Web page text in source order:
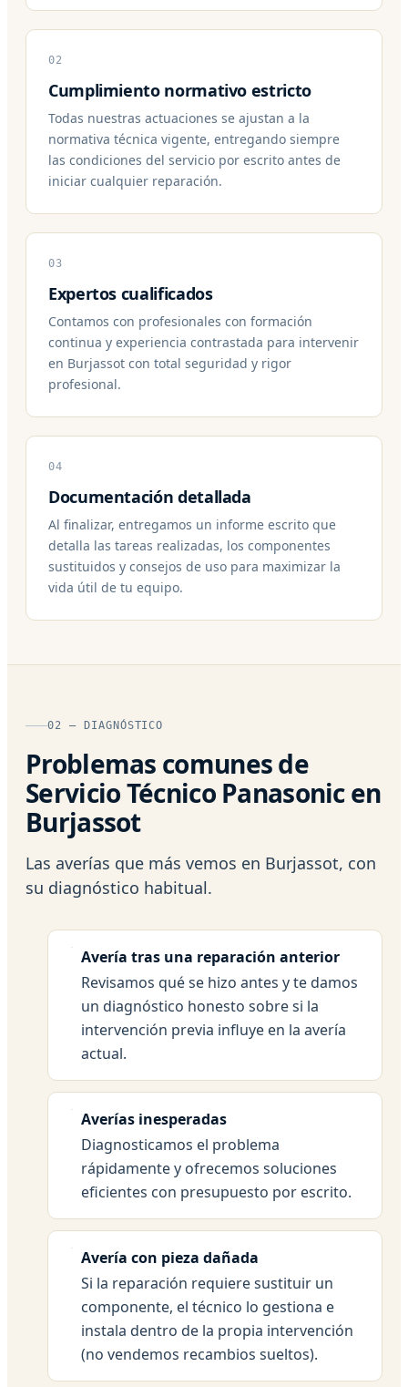
02
Cumplimiento normativo estricto
Todas nuestras actuaciones se ajustan a la
normativa técnica vigente, entregando siempre
las condiciones del servicio por escrito antes de
iniciar cualquier reparación.
03
Expertos cualificados
Contamos con profesionales con formación
continua y experiencia contrastada para intervenir
en Burjassot con total seguridad y rigor
profesional.
04
Documentación detallada
Al finalizar, entregamos un informe escrito que
detalla las tareas realizadas, los componentes
sustituidos y consejos de uso para maximizar la
vida útil de tu equipo.
02 — DIAGNÓSTICO
Problemas comunes de
Servicio Técnico Panasonic en
Burjassot
Las averías que más vemos en Burjassot, con
su diagnóstico habitual.
Avería tras una reparación anterior
Revisamos qué se hizo antes y te damos
un diagnóstico honesto sobre si la
intervención previa influye en la avería
actual.
Averías inesperadas
Diagnosticamos el problema
rápidamente y ofrecemos soluciones
eficientes con presupuesto por escrito.
Avería con pieza dañada
Si la reparación requiere sustituir un
componente, el técnico lo gestiona e
instala dentro de la propia intervención
(no vendemos recambios sueltos).